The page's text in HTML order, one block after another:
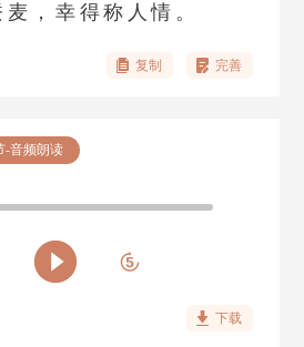
，幸得称人情。
复制 完善
-音频朗读
下载